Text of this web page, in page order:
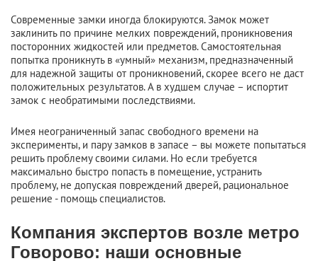
Современные замки иногда блокируются. Замок может
заклинить по причине мелких повреждений, проникновения
посторонних жидкостей или предметов. Самостоятельная
попытка проникнуть в «умный» механизм, предназначенный
для надежной защиты от проникновений, скорее всего не даст
положительных результатов. А в худшем случае – испортит
замок с необратимыми последствиями.
Имея неограниченный запас свободного времени на
эксперименты, и пару замков в запасе – вы можете попытаться
решить проблему своими силами. Но если требуется
максимально быстро попасть в помещение, устранить
проблему, не допуская повреждений дверей, рациональное
решение - помощь специалистов.
Компания экспертов возле метро
Говорово: наши основные